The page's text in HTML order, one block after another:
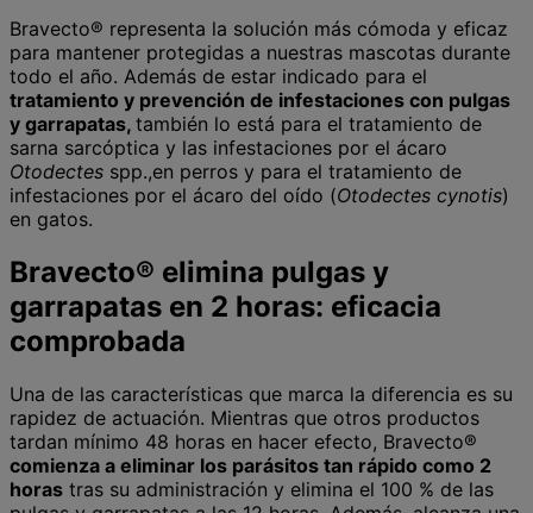
Bravecto® representa la solución más cómoda y eficaz
para mantener protegidas a nuestras mascotas durante
todo el año. Además de estar indicado para el
tratamiento y prevención de infestaciones con pulgas
y garrapatas, también lo está para el tratamiento de
sarna sarcóptica y las infestaciones por el ácaro
Otodectes spp.,en perros y para el tratamiento de
infestaciones por el ácaro del oído (Otodectes cynotis)
en gatos.
Bravecto® elimina pulgas y
garrapatas en 2 horas: eficacia
comprobada
Una de las características que marca la diferencia es su
rapidez de actuación. Mientras que otros productos
tardan mínimo 48 horas en hacer efecto, Bravecto®
comienza a eliminar los parásitos tan rápido como 2
horas tras su administración y elimina el 100 % de las